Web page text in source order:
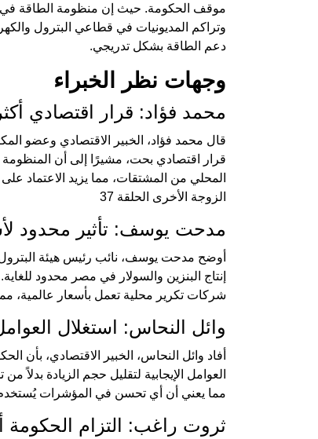
موقف الحكومة. حيث إن منظومة الطاقة في
وتراكم المديونيات في قطاعي البترول
دعم الطاقة بشكل تدريجي.
وجهات نظر الخبراء
محمد فؤاد: قرار اقتصادي
قال محمد فؤاد، الخبير الاقتصادي وعضو
قرار اقتصادي بحت، مشيرًا إلى أن المنظومة
المحلي من المشتقات، مما يزيد الاعتماد على
الزوجة الأخرى الحلقة 37
مدحت يوسف: تأثير محدود
أوضح مدحت يوسف، نائب رئيس هيئة البترول
إنتاج البنزين والسولار في مصر محدود
شركات تكرير محلية تعمل بأسعار عالمية،
وائل النحاس: استغلال العوامل
أفاد وائل النحاس، الخبير الاقتصادي، بأن
العوامل الإيجابية لتقليل حجم الزيادة
مما يعني أن أي تحسن في المؤشرات
ثروت راغب: التزام الحكومة